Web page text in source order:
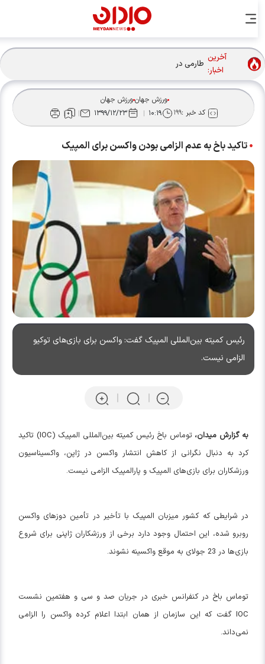
آخرین
اخبار:
طارمی در رادار «لیل»؛ پسر آنچلوتی به دنبال مهاجم باتجربه
ورزش جهانورزش جهان
کد خبر :۱۹۹ ۱۰:۱۹ ۱۳۹۹/۱۲/۲۳
تاکید باخ به عدم الزامی بودن واکسن برای المپیک
رئیس کمیته بین‌المللی المپیک گفت: واکسن برای بازی‌های توکیو
الزامی نیست.
به گزارش میدان،
توماس باخ رئیس کمیته بین‌المللی المپیک (IOC) تاکید
کرد به دنبال نگرانی از کاهش انتشار واکسن در ژاپن، واکسیناسیون
ورزشکاران برای بازی‌های المپیک و پارالمپیک الزامی نیست.
در شرایطی که کشور میزبان المپیک با تأخیر در تأمین دوزهای واکسن
روبرو شده، این احتمال وجود دارد برخی از ورزشکاران ژاپنی برای شروع
بازی‌ها در 23 جولای به موقع واکسینه نشوند.
توماس باخ در کنفرانس خبری در جریان صد و سی و هفتمین نشست
IOC گفت که این سازمان از همان ابتدا اعلام کرده واکسن را الزامی
نمی‌داند.